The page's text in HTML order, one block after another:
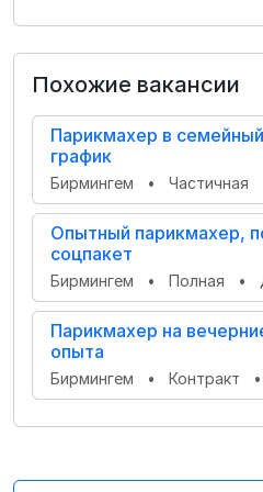
Похожие вакансии
Парикмахер в
график
Бирмингем • Частичная
Опытный парикмахер,
соцпакет
Бирмингем • Полная •
Парикмахер на
опыта
Бирмингем • Контракт •